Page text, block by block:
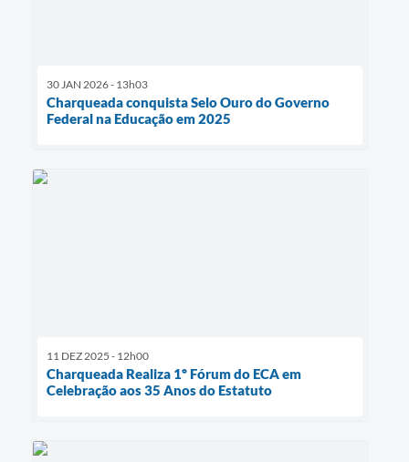
30 JAN 2026 - 13h03
Charqueada conquista Selo Ouro do Governo
Federal na Educação em 2025
11 DEZ 2025 - 12h00
Charqueada Realiza 1º Fórum do ECA em
Celebração aos 35 Anos do Estatuto